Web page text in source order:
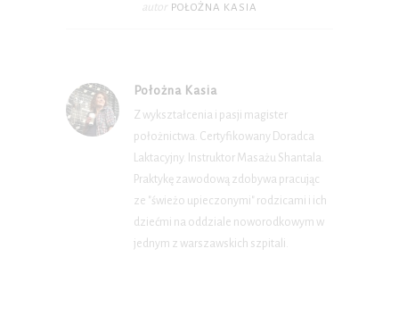
autor POŁOŻNA KASIA
Położna Kasia
Z wykształcenia i pasji magister
położnictwa. Certyfikowany Doradca
Laktacyjny. Instruktor Masażu Shantala.
Praktykę zawodową zdobywa pracując
ze "świeżo upieczonymi" rodzicami i ich
dziećmi na oddziale noworodkowym w
jednym z warszawskich szpitali.